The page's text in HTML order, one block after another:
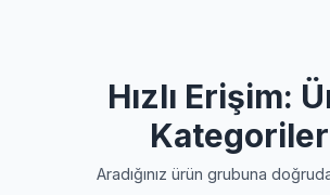
Hızlı Erişim:
Aradığınız ürün grubuna